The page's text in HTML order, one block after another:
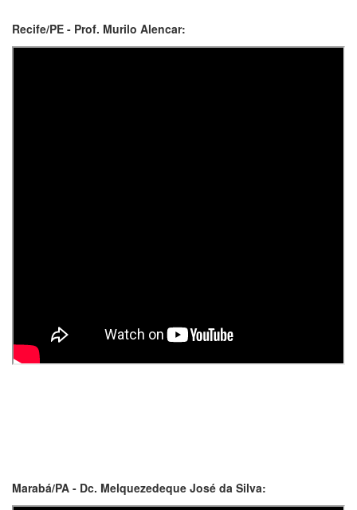
Recife/PE - Prof. Murilo Alencar:
Marabá/PA - Dc. Melquezedeque José da Silva: